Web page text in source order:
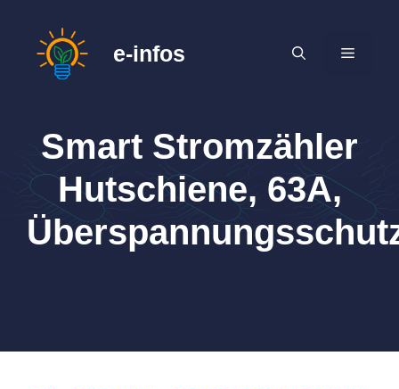
springen
e-infos MENÜ
Smart Stromzähler
Hutschiene, 63A,